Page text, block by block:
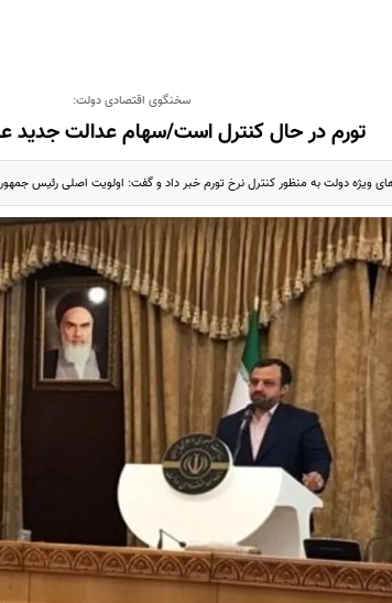
سخنگوی اقتصادی دولت:
تورم در حال کنترل است/سهام عدالت جدید
ویژه دولت به منظور کنترل نرخ تورم خبر داد و گفت: اولویت اصلی رئیس